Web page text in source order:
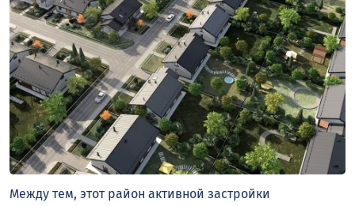
Между тем, этот район активной застройки